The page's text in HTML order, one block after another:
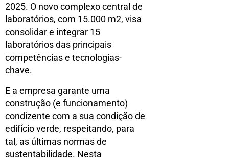
2025. O novo complexo central de
laboratórios, com 15.000 m2, visa
consolidar e integrar 15
laboratórios das principais
competências e tecnologias-
chave.
E a empresa garante uma
construção (e funcionamento)
condizente com a sua condição de
edifício verde, respeitando, para
tal, as últimas normas de
sustentabilidade. Nesta